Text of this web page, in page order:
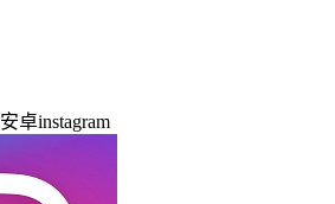
安卓instagram